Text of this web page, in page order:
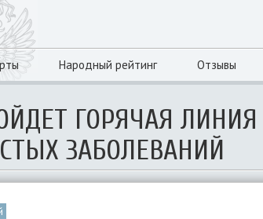
Народный рейтинг Отзывы
ГОРЯЧАЯ
ЗАБОЛЕВАНИЙ